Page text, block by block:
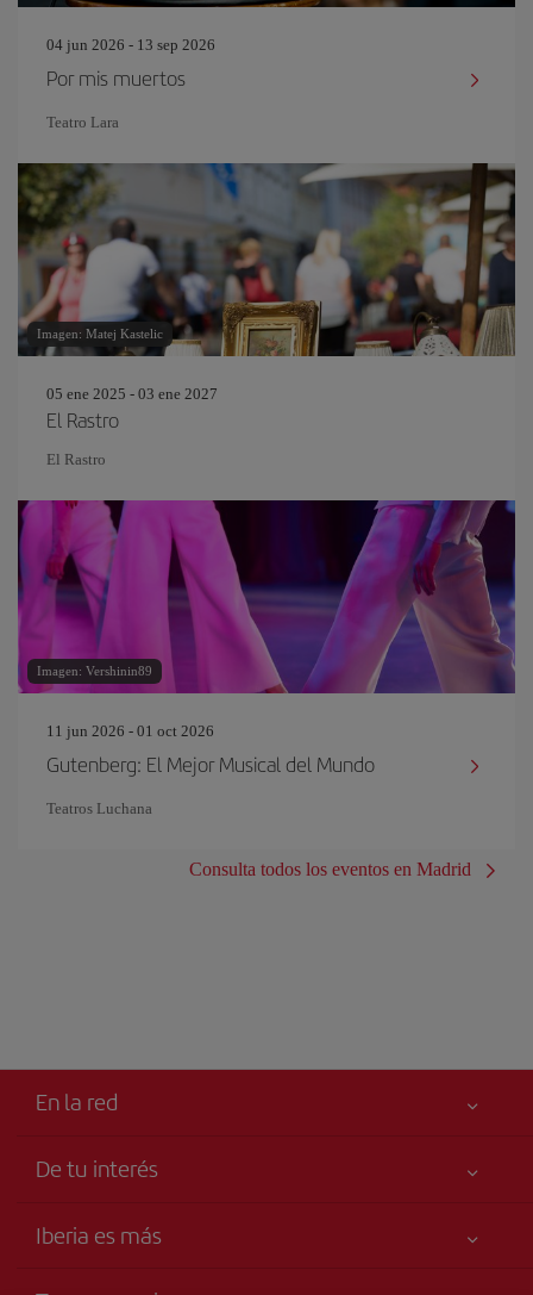
04 jun 2026 - 13 sep 2026
Por mis muertos
Teatro Lara
Imagen: Matej Kastelic
05 ene 2025 - 03 ene 2027
El Rastro
El Rastro
Imagen: Vershinin89
11 jun 2026 - 01 oct 2026
Gutenberg: El Mejor Musical del Mundo
Teatros Luchana
Consulta todos los eventos en Madrid
En la red
De tu interés
Accesibilidad
Iberia es más